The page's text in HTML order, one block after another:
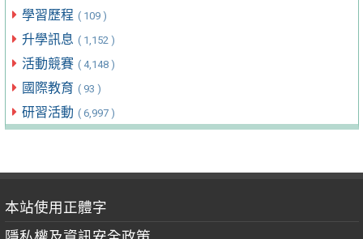
學習歷程 ( 109 )
升學訊息 ( 1,152 )
活動競賽 ( 4,148 )
國際教育 ( 93 )
研習活動 ( 6,997 )
本站使用正體字